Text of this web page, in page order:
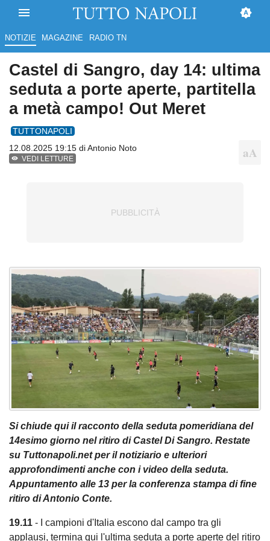
NOTIZIE MAGAZINE RADIO TN
Castel di Sangro, day 14: ultima
seduta a porte aperte, partitella
a metà campo! Out Meret
TUTTONAPOLI
12.08.2025 19:15 diAntonio Noto
VEDI LETTURE
Si chiude qui il racconto della seduta pomeridiana del
14esimo giorno nel ritiro di Castel Di Sangro. Restate
su Tuttonapoli.net per il notiziario e ulteriori
approfondimenti anche con i video della seduta.
Appuntamento alle 13 per la conferenza stampa di fine
ritiro di Antonio Conte.
19.11 - I campioni d'Italia escono dal campo tra gli
applausi, termina qui l'ultima seduta a porte aperte del ritiro